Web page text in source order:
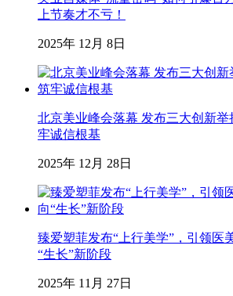
上节奏才不亏！
2025年 12月 8日
北京美业峰会落幕 发布三大创新
牢诚信根基
2025年 12月 28日
臻爱塑菲发布“上行美学”，引领医
“生长”新阶段
2025年 11月 27日